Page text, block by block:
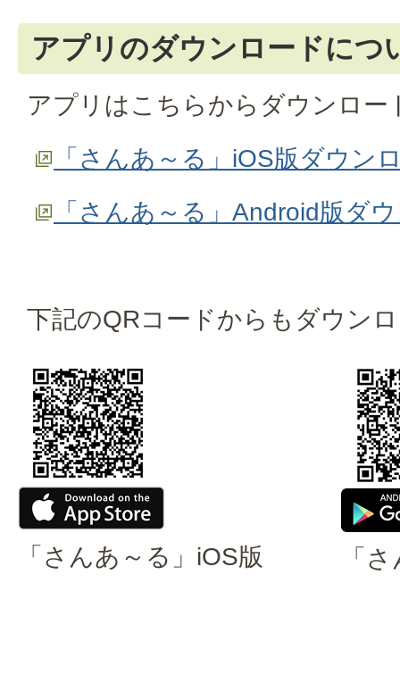
アプリのダウンロードにつ
アプリはこちらからダウンロー
「さんあ～る」iOS版ダウン
「さんあ～る」Android版ダ
下記のQRコードからもダウン
「さんあ～る」iOS版 「